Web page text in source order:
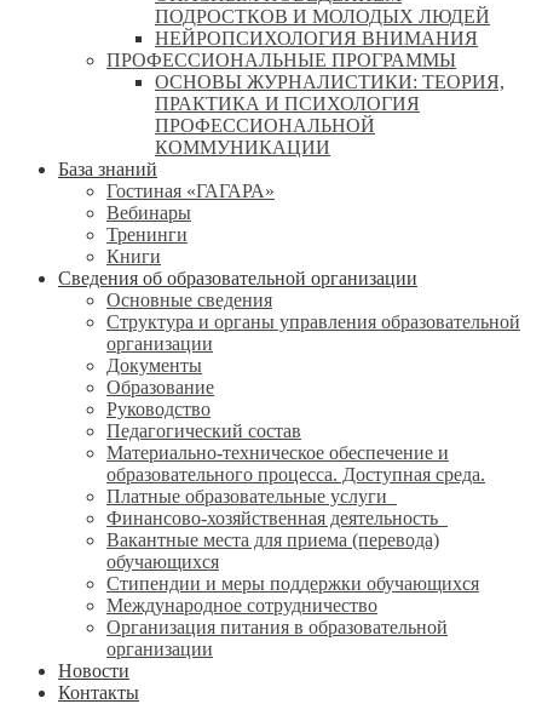
ПОДРОСТКОВ И МОЛОДЫХ ЛЮДЕЙ
НЕЙРОПСИХОЛОГИЯ ВНИМАНИЯ
ПРОФЕССИОНАЛЬНЫЕ ПРОГРАММЫ
ОСНОВЫ ЖУРНАЛИСТИКИ: ТЕОРИЯ,
ПРАКТИКА И ПСИХОЛОГИЯ
ПРОФЕССИОНАЛЬНОЙ
КОММУНИКАЦИИ
База знаний
Гостиная «ГАГАРА»
Вебинары
Тренинги
Книги
Сведения об образовательной организации
Основные сведения
Структура и органы управления образовательной
организации
Документы
Образование
Руководство
Педагогический состав
Материально-техническое обеспечение и
образовательного процесса. Доступная среда.
Платные образовательные услуги
Финансово-хозяйственная деятельность
Вакантные места для приема (перевода)
обучающихся
Стипендии и меры поддержки обучающихся
Международное сотрудничество
Организация питания в образовательной
организации
Новости
Контакты